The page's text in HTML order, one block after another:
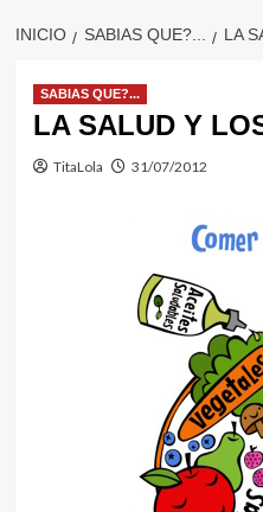
INICIO SABIAS QUE?... LA
SABIAS QUE?...
LA SALUD Y
TitaLola 31/07/2012